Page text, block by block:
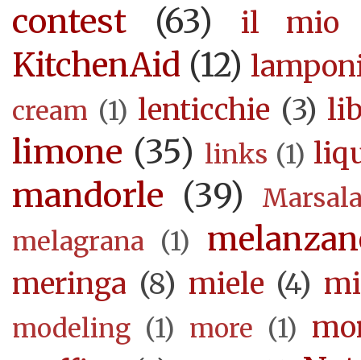
contest (63) il mio
KitchenAid (12)
cream (1) lenticchie (3)
limone (35) links (1)
mandorle (39)
melagrana (1)
meringa (8) miele (4)
modeling (1) more (1)